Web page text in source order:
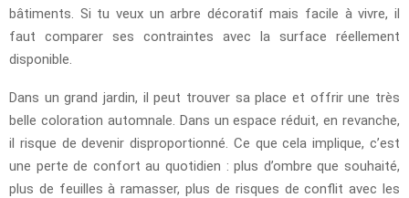
bâtiments. Si tu veux un arbre décoratif mais facile à vivre, il
faut comparer ses contraintes avec la surface réellement
disponible.
Dans un grand jardin, il peut trouver sa place et offrir une très
belle coloration automnale. Dans un espace réduit, en revanche,
il risque de devenir disproportionné. Ce que cela implique, c’est
une perte de confort au quotidien : plus d’ombre que souhaité,
plus de feuilles à ramasser, plus de risques de conflit avec les